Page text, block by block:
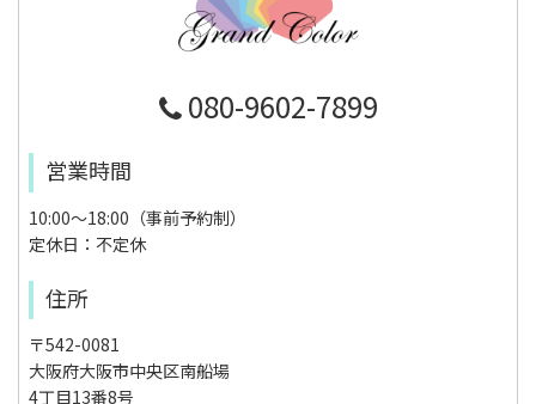
080-9602-7899
営業時間
10:00～18:00（事前予約制）
定休日：不定休
住所
〒542-0081
大阪府大阪市中央区南船場
4丁目13番8号